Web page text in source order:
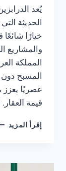
يُعد
الحديثة
خيارًا
والمشاريع
المملكة
المسبح
عصريًا
قيمة
إقرأ المزيد